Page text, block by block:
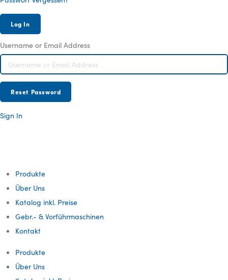
Username or Email Address
Sign In
Produkte
Über Uns
Katalog inkl. Preise​
Gebr.- & Vorführmaschinen
Kontakt
Produkte
Über Uns